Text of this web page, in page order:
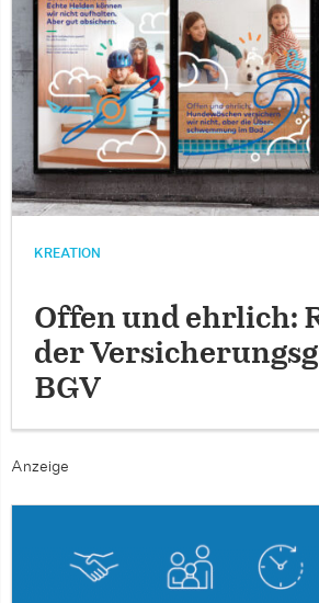
KREATION
Offen und ehrlich:
der
BGV
Anzeige